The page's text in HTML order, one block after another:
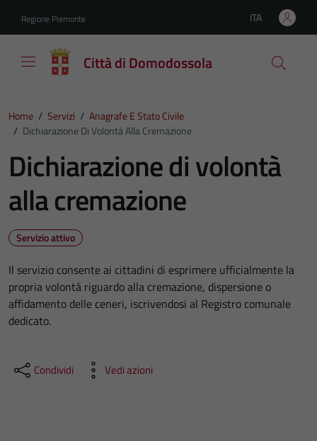
Regione Piemonte Lingua attiva:
ITA
Città di Domodossola
Home / Servizi / Anagrafe E Stato Civile
/ Dichiarazione Di Volontà Alla Cremazione
Dichiarazione di volontà
alla cremazione
Servizio attivo
Il servizio consente ai cittadini di esprimere ufficialmente la
propria volontà riguardo alla cremazione, dispersione o
affidamento delle ceneri, iscrivendosi al Registro comunale
dedicato.
Condividi Vedi azioni